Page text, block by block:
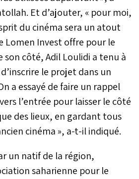
Et d’ajouter, « pour moi,
du cinéma sera un atout
Invest offre pour le
son côté, Adil Loulidi a tenu à
le projet dans un
a essayé de faire un rappel
l’entrée pour laisser le côté
des lieux, en gardant tous
cinéma », a-t-il indiqué.
un natif de la région,
saharienne pour le